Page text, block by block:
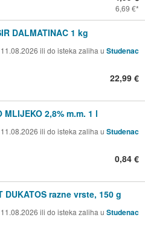
6,69 €
DALMATINAC 1 kg
ili do isteka zaliha u Studenac
22,99 €
MLIJEKO 2,8% m.m. 1 l
ili do isteka zaliha u Studenac
0,84 €
DUKATOS razne vrste, 150 g
ili do isteka zaliha u Studenac